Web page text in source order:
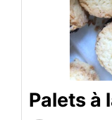
Palets à